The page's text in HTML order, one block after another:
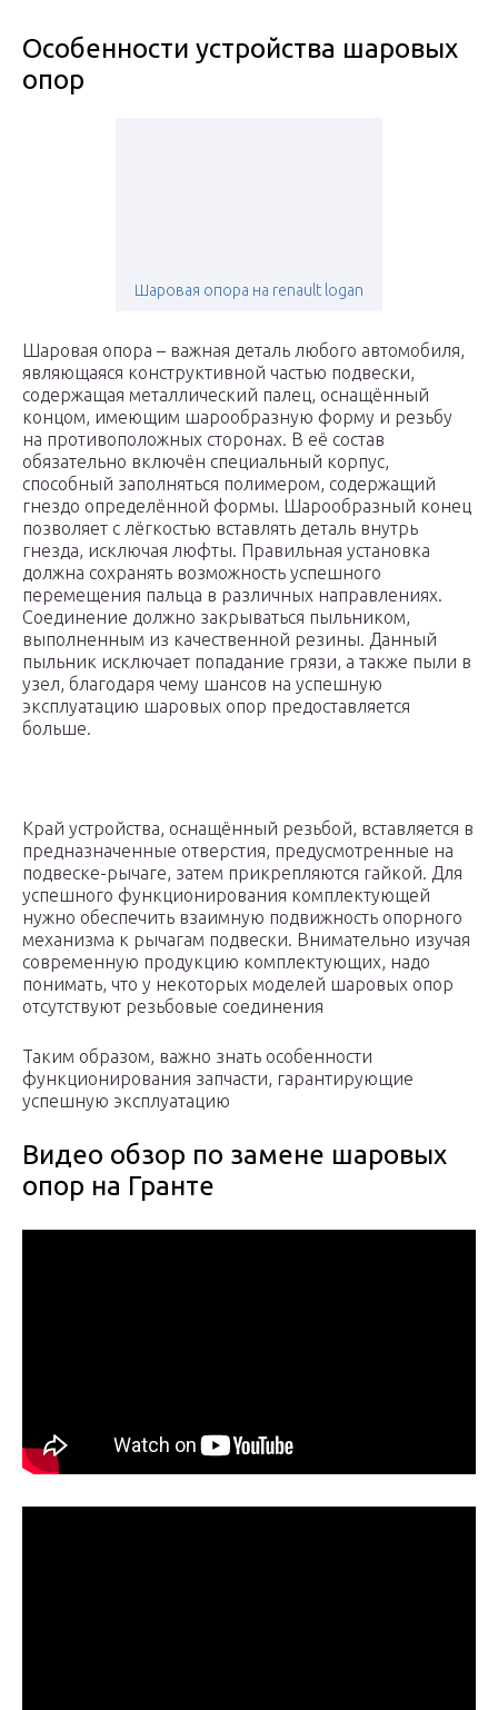
Особенности устройства шаровых
опор
Шаровая опора на renault logan
Шаровая опора – важная деталь любого автомобиля,
являющаяся конструктивной частью подвески,
содержащая металлический палец, оснащённый
концом, имеющим шарообразную форму и резьбу
на противоположных сторонах. В её состав
обязательно включён специальный корпус,
способный заполняться полимером, содержащий
гнездо определённой формы. Шарообразный конец
позволяет с лёгкостью вставлять деталь внутрь
гнезда, исключая люфты. Правильная установка
должна сохранять возможность успешного
перемещения пальца в различных направлениях.
Соединение должно закрываться пыльником,
выполненным из качественной резины. Данный
пыльник исключает попадание грязи, а также пыли в
узел, благодаря чему шансов на успешную
эксплуатацию шаровых опор предоставляется
больше.
Край устройства, оснащённый резьбой, вставляется в
предназначенные отверстия, предусмотренные на
подвеске-рычаге, затем прикрепляются гайкой. Для
успешного функционирования комплектующей
нужно обеспечить взаимную подвижность опорного
механизма к рычагам подвески. Внимательно изучая
современную продукцию комплектующих, надо
понимать, что у некоторых моделей шаровых опор
отсутствуют резьбовые соединения
Таким образом, важно знать особенности
функционирования запчасти, гарантирующие
успешную эксплуатацию
Видео обзор по замене шаровых
опор на Гранте